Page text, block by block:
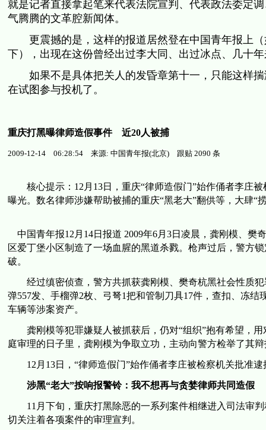
就是记者直接拿起笔来代表法院宣判、代表政法委定
气腾腾的文革腔新闻体。
更震撼的是，这样的报道居然登在中国青年报上（
下），出现在这份曾经出过李大同、出过冰点、几十
如果不是具体把关人的发昏章第十一，只能这样揣
在试图参与投机了。
重庆打黑曝律师造假事件 近20人被捕
2009-12-14 06:28:54 来源: 中国青年报(北京) 跟贴 2090 条
核心提示：12月13日，重庆“律师造假门”始作俑者李庄被
曝光。数名律师涉嫌帮助被捕的重庆“黑老大”翻供等，大肆“
中国青年报12月14日报道 2009年6月3日凌晨，龚刚模、樊
区爱丁堡小区制造了一场血腥的黑道杀戮。枪声过后，警方
破。
经过缜密侦查，警方共抓获龚刚模、樊奇杭黑社会性质犯
弹557发、手榴弹2枚、弓弩1把和管制刀具17件，查扣、冻
车辆等涉案资产。
龚刚模等犯罪嫌疑人被抓获后，仍对“组织”抱有希望，用
庭审理的日子里，龚刚模为争取立功，主动向警方检举了其
12月13日，“律师造假门”始作俑者李庄被检察机关批准逮
涉黑“老大”按响报警铃：我不想再与贪婪律师共同造假
11月下旬，重庆打黑除恶的一系列案件相继进入司法审判
切关注着各项案件的审理宣判。